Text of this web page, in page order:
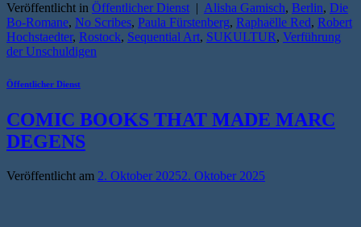
Veröffentlicht in Öffentlicher Dienst Alisha Gamisch, Berlin, Die
Bo-Romane, No Scribes, Paula Fürstenberg, Raphaëlle Red, Robert
Hochstaedter, Rostock, Sequential Art, SUKULTUR, Verführung
der Unschuldigen
Öffentlicher Dienst
COMIC BOOKS THAT MADE MARC
DEGENS
Veröffentlicht am 2. Oktober 20252. Oktober 2025